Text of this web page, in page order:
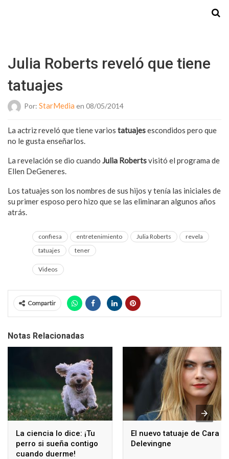
Julia Roberts reveló que tiene
tatuajes
Por: StarMedia en 08/05/2014
La actriz reveló que tiene varios tatuajesescondidos pero que
no le gusta enseñarlos.
La revelación se dio cuando Julia Robertsvisitó el programa de
Ellen DeGeneres.
Los tatuajes son los nombres de sus hijos y tenía las iniciales de
su primer esposo pero hizo que se las eliminaran algunos años
atrás.
confiesa entretenimiento Julia Roberts
revela
tatuajes
tener
Videos
Compartir
Notas Relacionadas
La ciencia lo dice: ¡Tu
perro si sueña contigo
cuando duerme!
El nuevo tatuaje de Cara
Delevingne